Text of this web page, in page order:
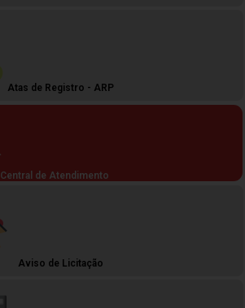
Atas de Registro - ARP
Central de Atendimento
Aviso de Licitação